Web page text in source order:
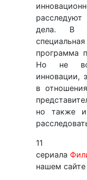
дела. В
программа
Но не
инновации,
в
но также и
11
сериала
нашем сайте